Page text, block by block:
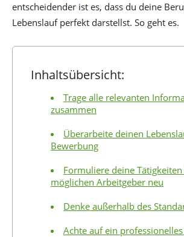
entscheidender ist es, dass du deine
Lebenslauf perfekt darstellst. So geht es.
Inhaltsübersicht:
Trage alle relevanten
zusammen
Überarbeite deinen
Bewerbung
Formuliere deine
möglichen Arbeitgeber neu
Denke außerhalb des
Achte auf ein